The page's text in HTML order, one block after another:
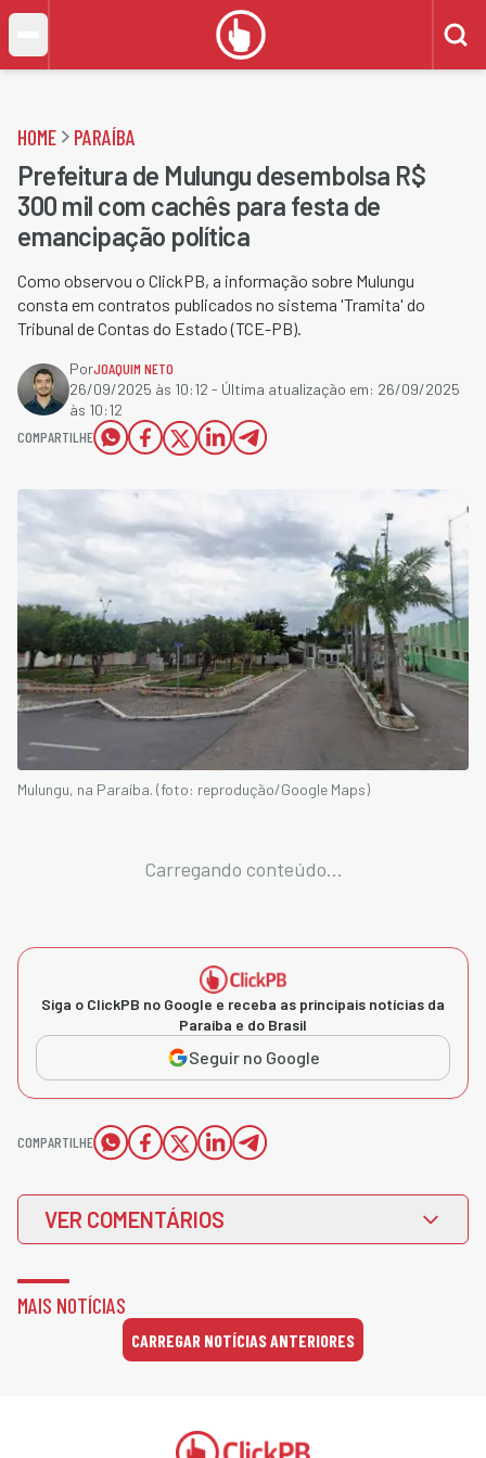
HOME PARAÍBA
Prefeitura de Mulungu desembolsa R$
300 mil com cachês para festa de
emancipação política
Como observou o ClickPB, a informação sobre Mulungu
consta em contratos publicados no sistema 'Tramita' do
Tribunal de Contas do Estado (TCE-PB).
PorJOAQUIM NETO
26/09/2025 às 10:12 - Última atualização em: 26/09/2025
às 10:12
COMPARTILHE
Mulungu, na Paraíba. (foto: reprodução/Google Maps)
Carregando conteúdo...
Siga o ClickPB no Google e receba as principais notícias da
Paraíba e do Brasil
Seguir no Google
COMPARTILHE
VER COMENTÁRIOS
MAIS NOTÍCIAS
CARREGAR NOTÍCIAS ANTERIORES